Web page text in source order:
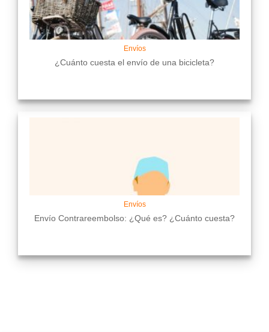
Envíos
¿Cuánto cuesta el envío de una bicicleta?
Envíos
Envío Contrareembolso: ¿Qué es? ¿Cuánto cuesta?